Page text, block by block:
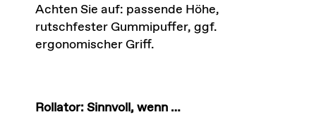
Achten Sie auf: passende Höhe,
rutschfester Gummipuffer, ggf.
ergonomischer Griff.
Rollator: Sinnvoll, wenn …